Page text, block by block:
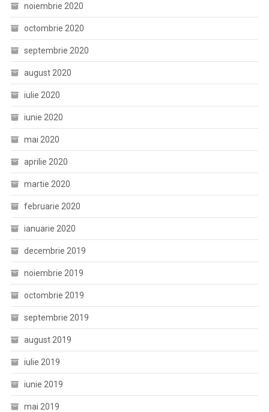
noiembrie 2020
octombrie 2020
septembrie 2020
august 2020
iulie 2020
iunie 2020
mai 2020
aprilie 2020
martie 2020
februarie 2020
ianuarie 2020
decembrie 2019
noiembrie 2019
octombrie 2019
septembrie 2019
august 2019
iulie 2019
iunie 2019
mai 2019